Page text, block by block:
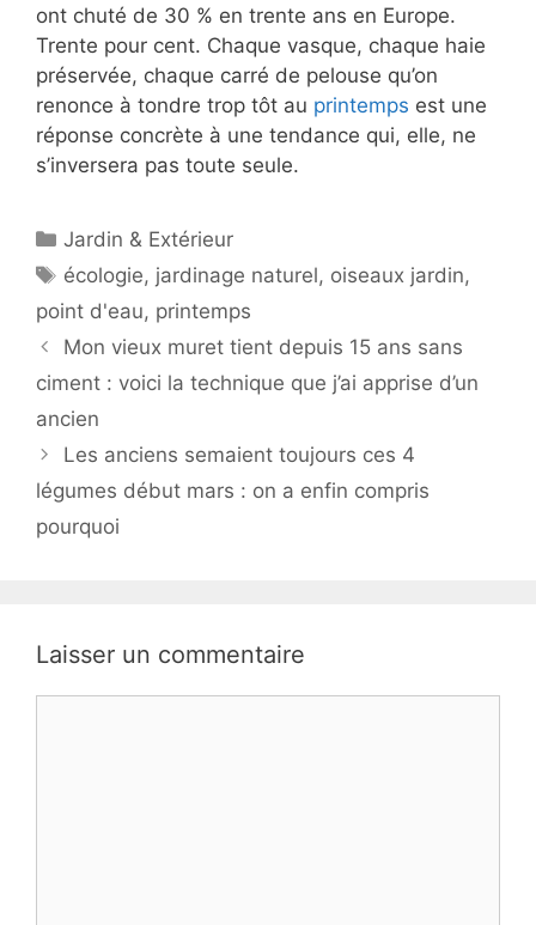
ont chuté de 30 % en trente ans en Europe.
Trente pour cent. Chaque vasque, chaque haie
préservée, chaque carré de pelouse qu’on
renonce à tondre trop tôt au printemps est une
réponse concrète à une tendance qui, elle, ne
s’inversera pas toute seule.
Catégories
Jardin & Extérieur
Étiquettes
écologie, jardinage naturel, oiseaux jardin,
point d'eau, printemps
Mon vieux muret tient depuis 15 ans sans
ciment : voici la technique que j’ai apprise d’un
ancien
Les anciens semaient toujours ces 4
légumes début mars : on a enfin compris
pourquoi
Laisser un commentaire